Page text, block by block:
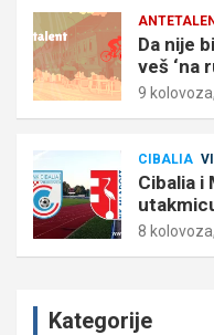
Da nije
veš ‘na
9
CIBALIA
Cibalia i
8
Kategorije